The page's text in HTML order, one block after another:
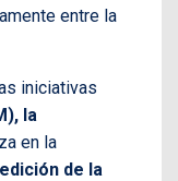
entre la
iniciativas
la
en la
de la